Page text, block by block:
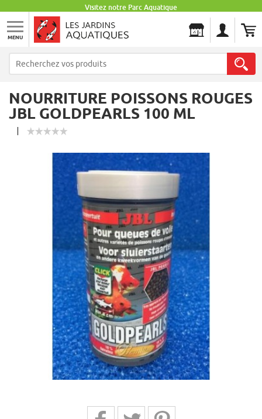
Visitez notre Parc Aquatique
MENU
NOURRITURE POISSONS ROUGES
JBL GOLDPEARLS 100 ML
Partager sur Facebook
Partager sur Twitter
Partager sur Pinterest